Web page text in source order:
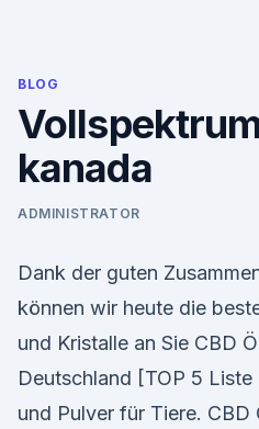
BLOG
kanada
ADMINISTRATOR
Dank der guten
können wir heute die
und Kristalle an Sie CBD
Deutschland [TOP 5
und Pulver für Tiere.